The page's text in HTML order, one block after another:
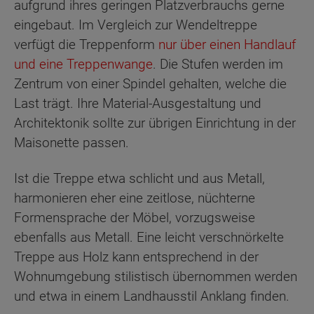
aufgrund ihres geringen Platzverbrauchs gerne
eingebaut. Im Vergleich zur Wendeltreppe
verfügt die Treppenform nur über einen Handlauf
und eine Treppenwange. Die Stufen werden im
Zentrum von einer Spindel gehalten, welche die
Last trägt. Ihre Material-Ausgestaltung und
Architektonik sollte zur übrigen Einrichtung in der
Maisonette passen.
Ist die Treppe etwa schlicht und aus Metall,
harmonieren eher eine zeitlose, nüchterne
Formensprache der Möbel, vorzugsweise
ebenfalls aus Metall. Eine leicht verschnörkelte
Treppe aus Holz kann entsprechend in der
Wohnumgebung stilistisch übernommen werden
und etwa in einem Landhausstil Anklang finden.